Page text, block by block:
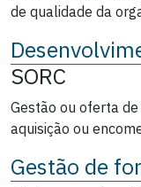
de qualidade da
SORC
Gestão ou oferta
aquisição ou
Gestão de